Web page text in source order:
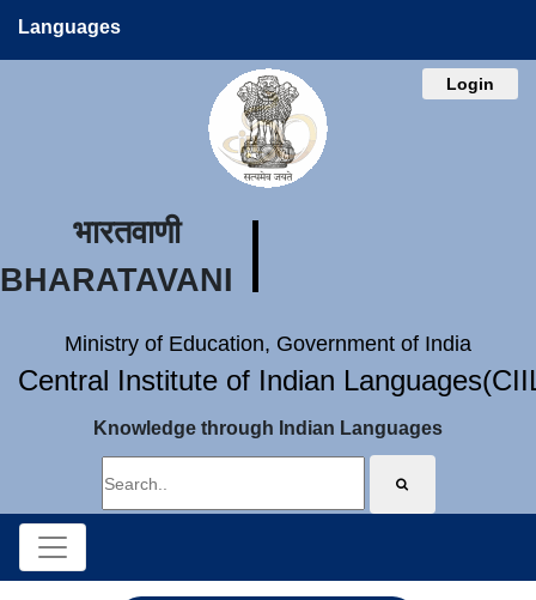
Languages
Login
भारतवाणी
BHARATAVANI
Ministry of Education, Government of India
Central Institute of Indian
Knowledge through Indian Languages